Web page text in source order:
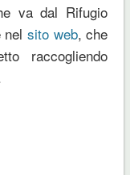
va dal Rifugio
sito web, che
raccogliendo